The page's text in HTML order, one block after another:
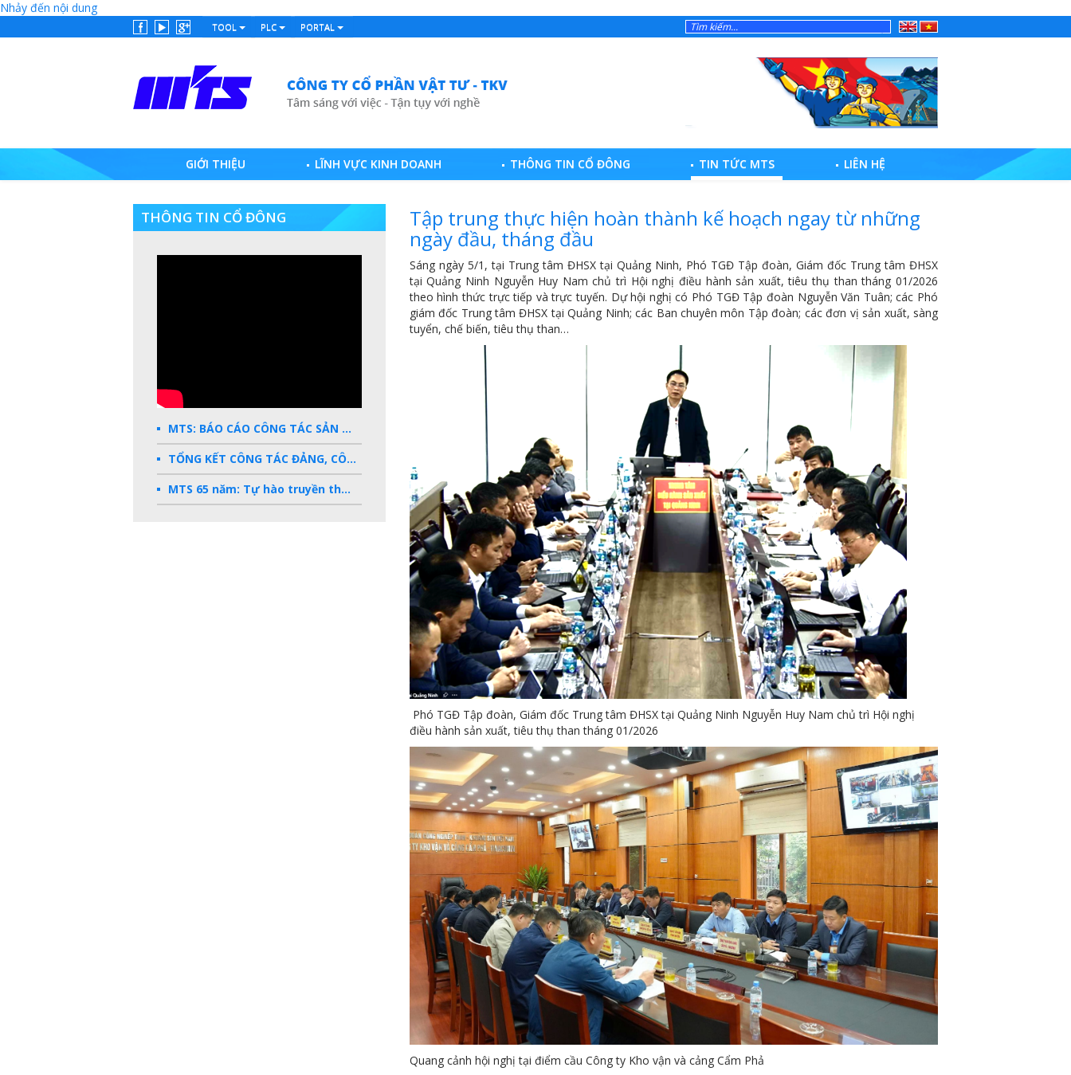
Nhảy đến nội dung
PORTAL
PLC
TOOL English Tiếng
Việt
GIỚI THIỆU LĨNH VỰC KINH DOANH THÔNG TIN CỔ ĐÔNG TIN TỨC MTS LIÊN HỆ
THÔNG TIN CỔ ĐÔNG
MTS: BÁO CÁO CÔNG TÁC SẢN XUẤT KINH DOANH 2025
TỔNG KẾT CÔNG TÁC ĐẢNG, CÔNG ĐOÀN, ĐOÀN THANH NIÊN 2025
MTS 65 năm: Tự hào truyền thống - Vững bước Tương lai
Tập trung thực hiện hoàn thành kế hoạch ngay từ những
ngày đầu, tháng đầu
Sáng ngày 5/1, tại Trung tâm ĐHSX tại Quảng Ninh, Phó TGĐ Tập đoàn, Giám đốc Trung tâm ĐHSX
tại Quảng Ninh Nguyễn Huy Nam chủ trì Hội nghị điều hành sản xuất, tiêu thụ than tháng 01/2026
theo hình thức trực tiếp và trực tuyến. Dự hội nghị có Phó TGĐ Tập đoàn Nguyễn Văn Tuân; các Phó
giám đốc Trung tâm ĐHSX tại Quảng Ninh; các Ban chuyên môn Tập đoàn; các đơn vị sản xuất, sàng
tuyển, chế biến, tiêu thụ than…
Phó TGĐ Tập đoàn, Giám đốc Trung tâm ĐHSX tại Quảng Ninh Nguyễn Huy Nam chủ trì Hội nghị
điều hành sản xuất, tiêu thụ than tháng 01/2026
Quang cảnh hội nghị tại điểm cầu Công ty Kho vận và cảng Cẩm Phả